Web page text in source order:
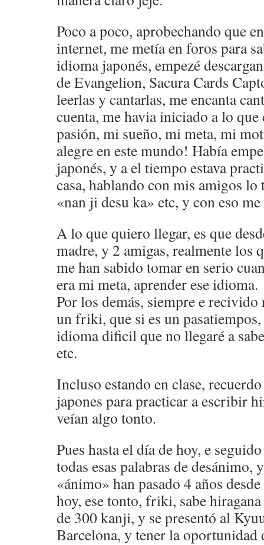
Poco a poco, aprobechando que
internet, me metía en foros para
idioma japonés, empezé
de Evangelion, Sacura Cards
leerlas y cantarlas, me encanta
cuenta, me havia iniciado a lo
pasión, mi sueño, mi meta, mi
alegre en este mundo! Había
japonés, y a el tiempo estava
casa, hablando con mis amigos
«nan ji desu ka» etc, y con eso
A lo que quiero llegar, es que
madre, y 2 amigas, realmente los
me han sabido tomar en serio
era mi meta, aprender ese idioma.
Por los demás, siempre e recivido
un friki, que si es un
idioma dificil que no llegaré a
etc.
Incluso estando en clase,
japones para practicar a escribir
veían algo tonto.
Pues hasta el día de hoy, e
todas esas palabras de desánimo,
«ánimo» han pasado 4 años
hoy, ese tonto, friki, sabe
de 300 kanji, y se presentó al
Barcelona, y tener la oportunidad